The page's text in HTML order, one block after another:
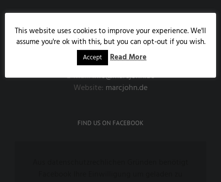
MARCJOHN.DE
Austrasse 85
53343 Wachtberg
Handy:0171/7858190
E-Mail:info@marcjohn.de
Website: marcjohn.de
FIND US ON FACEBOOK
This website uses cookies to improve your experience. We'll
assume you're ok with this, but you can opt-out if you wish.
Accept Read More